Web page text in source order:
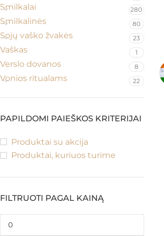
Smilkalai 280
Smilkalinės 80
Sojų vaško žvakės 23
Vaškas 1
Verslo dovanos 8
Vonios ritualams 22
PAPILDOMI PAIEŠKOS KRITERIJAI
Produktai su akcija
Produktai, kuriuos turime
FILTRUOTI PAGAL KAINĄ